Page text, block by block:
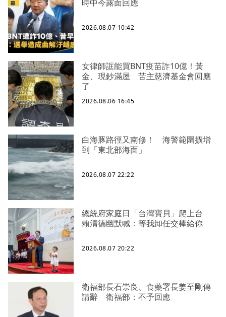
時中今露面回應
2026.08.07 10:42
女律師誆能買BNT疫苗詐10億！黃
金、現鈔滿屋 苦主慈濟基金會回應
了
2026.08.06 16:45
白海豚路徑又南修！ 海警範圍擴增
到「東北部海面」
2026.08.07 22:22
總統府家庭日「台灣寶貝」爬上台
賴清德幽默喊：等我卸任交棒給你
2026.08.07 20:22
衛福部長石崇良、食藥署長姜至剛傳
請辭 衛福部：不予回應